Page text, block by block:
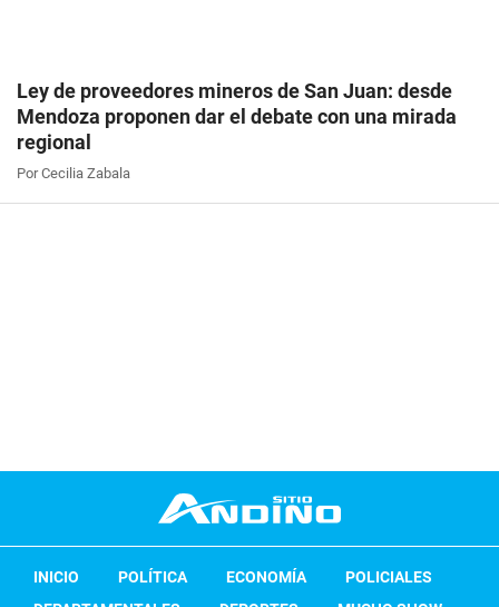
Ley de proveedores mineros de San Juan: desde
Mendoza proponen dar el debate con una mirada
regional
Por Cecilia Zabala
INICIO POLÍTICA ECONOMÍA
POLICIALES